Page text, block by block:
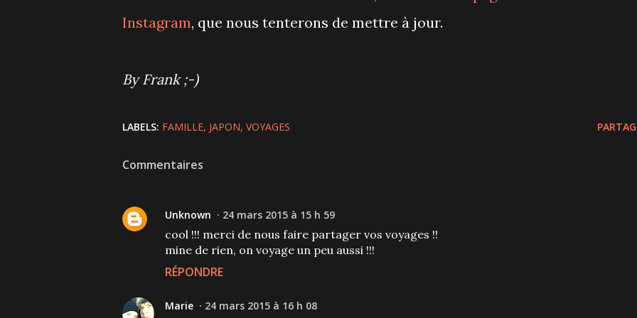
Instagram, que nous tenterons de mettre à jour.
By Frank ;-)
LABELS: FAMILLE JAPON VOYAGES
Commentaires
Unknown 24 mars 2015 à 15 h 59
cool !!! merci de nous faire partager vos voyages !!
mine de rien, on voyage un peu aussi !!!
RÉPONDRE
Marie 24 mars 2015 à 16 h 08